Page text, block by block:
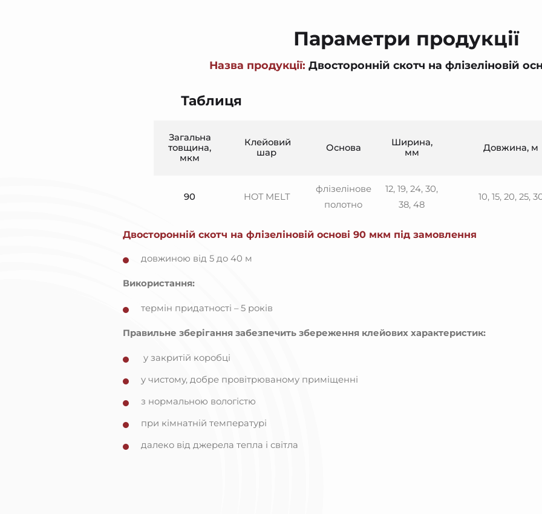
Параметри продукції
Назва продукції: Двосторонній скотч на флізеліновій
Таблиця
Загальна
товщина,
мкм
Клейовий
шар
Основа
Ширина,
мм
Довжина, м
90 HOT MELT
флізелінове
полотно
12, 19, 24, 30,
38, 48
10, 15, 20, 25,
Двосторонній скотч на флізеліновій основі 90 мкм під замовлення
довжиною від 5 до 40 м
Використання:
термін придатності – 5 років
Правильне зберігання забезпечить збереження клейових характеристик:
у закритій коробці
у чистому, добре провітрюваному приміщенні
з нормальною вологістю
при кімнатній температурі
далеко від джерела тепла і світла